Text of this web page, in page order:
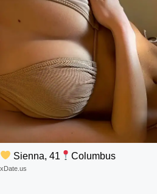
Sienna, 41 Columbus
xDate.us